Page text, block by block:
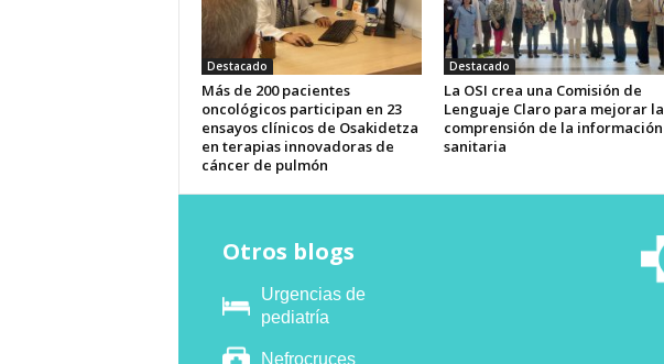
Destacado
Más de 200 pacientes
oncológicos participan en 23
ensayos clínicos de Osakidetza
en terapias innovadoras de
cáncer de pulmón
Destacado
La OSI crea una Comisión de
Lenguaje Claro para mejorar la
comprensión de la información
sanitaria
Otros blogs
Urgencias de
pediatría
Nefrocruces